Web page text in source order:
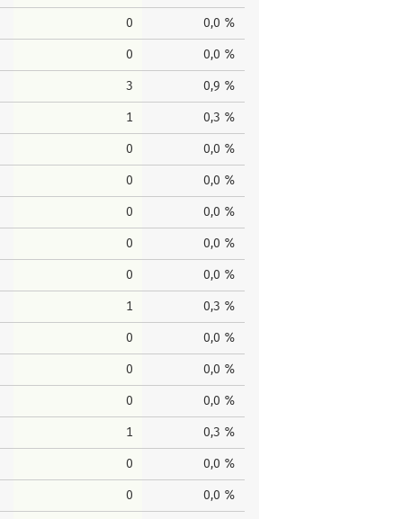
0 0,0 %
0 0,0 %
3 0,9 %
1 0,3 %
0 0,0 %
0 0,0 %
0 0,0 %
0 0,0 %
0 0,0 %
1 0,3 %
0 0,0 %
0 0,0 %
0 0,0 %
1 0,3 %
0 0,0 %
0 0,0 %